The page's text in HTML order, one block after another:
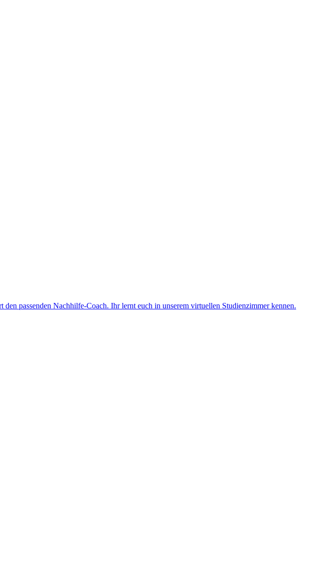
passenden Nachhilfe-Coach. Ihr lernt euch in unserem virtuellen Studienzimmer kennen.